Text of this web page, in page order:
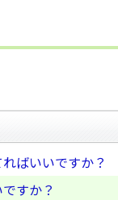
ばいいですか？
すか？